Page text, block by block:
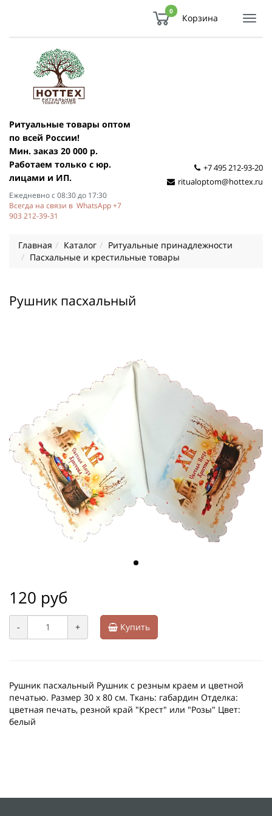
0
Корзина
Ритуальные товары оптом
по всей России!
Мин. заказ 20 000 р.
Работаем только с юр.
лицами и ИП.
Ежедневно с 08:30 до 17:30
Всегда на связи в WhatsApp +7
903 212-39-31
+7 495 212-93-20
ritualoptom@hottex.ru
Главная Каталог
Ритуальные принадлежности
Пасхальные и крестильные товары
Рушник пасхальный
120 руб
- + Купить
Рушник пасхальный Рушник с резным краем и цветной
печатью. Размер 30 х 80 см. Ткань: габардин Отделка:
цветная печать, резной край "Крест" или "Розы" Цвет:
белый